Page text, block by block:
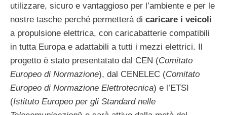
utilizzare, sicuro e vantaggioso per l’ambiente e per le
nostre tasche perché permetterà di caricare i veicoli
a propulsione elettrica, con caricabatterie compatibili
in tutta Europa e adattabili a tutti i mezzi elettrici. Il
progetto è stato presentatato dal CEN (Comitato
Europeo di Normazione), dal CENELEC (Comitato
Europeo di Normazione Elettrotecnica) e l’ETSI
(Istituto Europeo per gli Standard nelle